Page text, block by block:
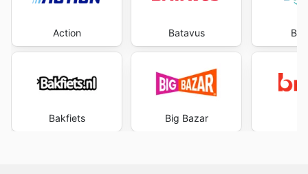
Action
Bakfiets
Batavus
Big Bazar